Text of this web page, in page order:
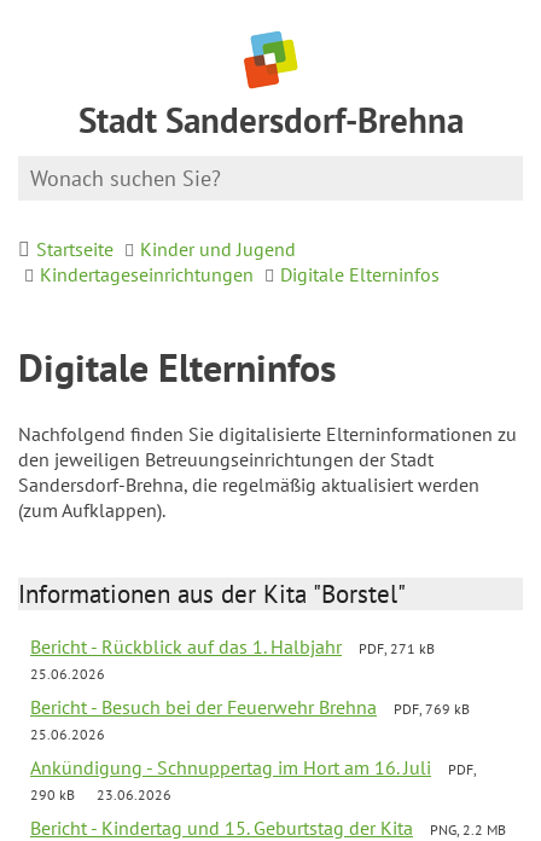
Stadt Sandersdorf-Brehna
Startseite
Kinder und Jugend
Kindertageseinrichtungen
Digitale Elterninfos
Digitale Elterninfos
Nachfolgend finden Sie digitalisierte Elterninformationen zu
den jeweiligen Betreuungseinrichtungen der Stadt
Sandersdorf-Brehna, die regelmäßig aktualisiert werden
(zum Aufklappen).
Informationen aus der Kita "Borstel"
Bericht - Rückblick auf das 1. Halbjahr
PDF, 271 kB
25.06.2026
Bericht - Besuch bei der Feuerwehr Brehna
PDF, 769 kB
25.06.2026
Ankündigung - Schnuppertag im Hort am 16. Juli
PDF,
290 kB
23.06.2026
Bericht - Kindertag und 15. Geburtstag der Kita
PNG, 2.2 MB